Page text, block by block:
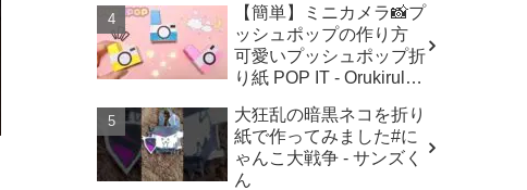
折り紙♪
【簡単】ミニカメラ📸プ
ッシュポップの作り方
可愛いプッシュポップ折
り紙 POP IT - Orukirulab
大狂乱の暗黒ネコを折り
紙で作ってみました#に
ゃんこ大戦争 - サンズく
ん